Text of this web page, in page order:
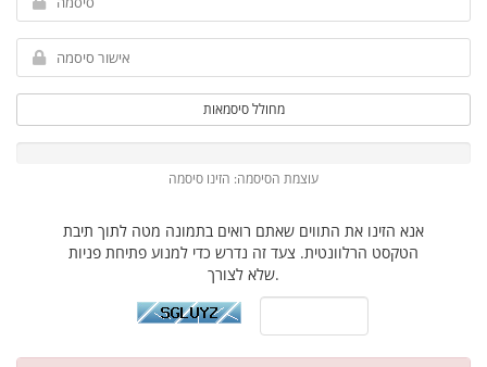
מחולל סיסמאות
עוצמת הסיסמה: הזינו סיסמה
אנא הזינו את התווים שאתם רואים בתמונה מטה לתוך תיבת
הטקסט הרלוונטית. צעד זה נדרש כדי למנוע פתיחת פניות
שלא לצורך.